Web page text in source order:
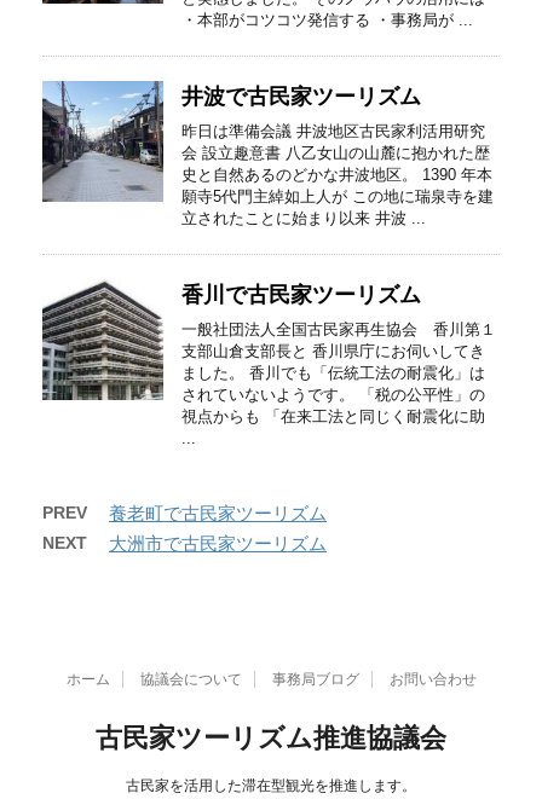
・本部がコツコツ発信する ・事務局が ...
井波で古民家ツーリズム
昨日は準備会議 井波地区古民家利活用研究
会 設立趣意書 八乙女山の山麓に抱かれた歴
史と自然あるのどかな井波地区。 1390 年本
願寺5代門主綽如上人が この地に瑞泉寺を建
立されたことに始まり以来 井波 ...
香川で古民家ツーリズム
一般社団法人全国古民家再生協会 香川第１
支部山倉支部長と 香川県庁にお伺いしてき
ました。 香川でも「伝統工法の耐震化」は
されていないようです。 「税の公平性」の
視点からも 「在来工法と同じく耐震化に助
...
PREV 養老町で古民家ツーリズム
NEXT 大洲市で古民家ツーリズム
ホーム 協議会について 事務局ブログ お問い合わせ
古民家ツーリズム推進協議会
古民家を活用した滞在型観光を推進します。